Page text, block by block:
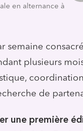
en alternance à
semaine
plusieurs
de
une première